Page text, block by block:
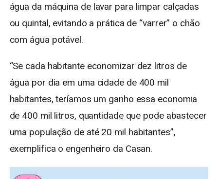
água da máquina de lavar para limpar calçadas
ou quintal, evitando a prática de “varrer” o chão
com água potável.
“Se cada habitante economizar dez litros de
água por dia em uma cidade de 400 mil
habitantes, teríamos um ganho essa economia
de 400 mil litros, quantidade que pode abastecer
uma população de até 20 mil habitantes”,
exemplifica o engenheiro da Casan.